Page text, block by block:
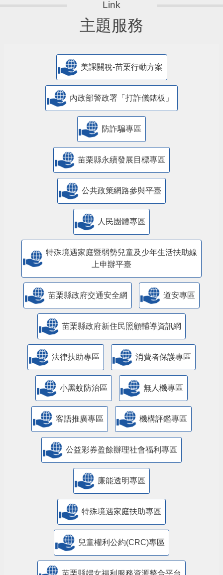
主題服務
美課關稅-苗栗行動方案
內政部警政署「打詐儀錶板」
防詐騙專區
苗栗縣永續發展目標專區
公共政策網路參與平臺
人民團體專區
特殊境遇家庭暨弱勢兒童及少年生活扶助線
上申辦平臺
苗栗縣政府交通安全網 道安專區
苗栗縣政府新住民照顧輔導資訊網
法律扶助專區 消費者保護專區
小黑蚊防治區 無人機專區
客語推廣專區 機構評鑑專區
公益彩券盈餘辦理社會福利專區
廉能透明專區
特殊境遇家庭扶助專區
兒童權利公約(CRC)專區
苗栗縣婦女福利服務資源整合平台